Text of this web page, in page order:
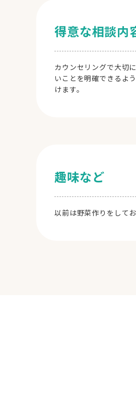
得意な相談内
カウンセリングで大切
いことを明確できるよ
けます。
趣味など
以前は野菜作りをして